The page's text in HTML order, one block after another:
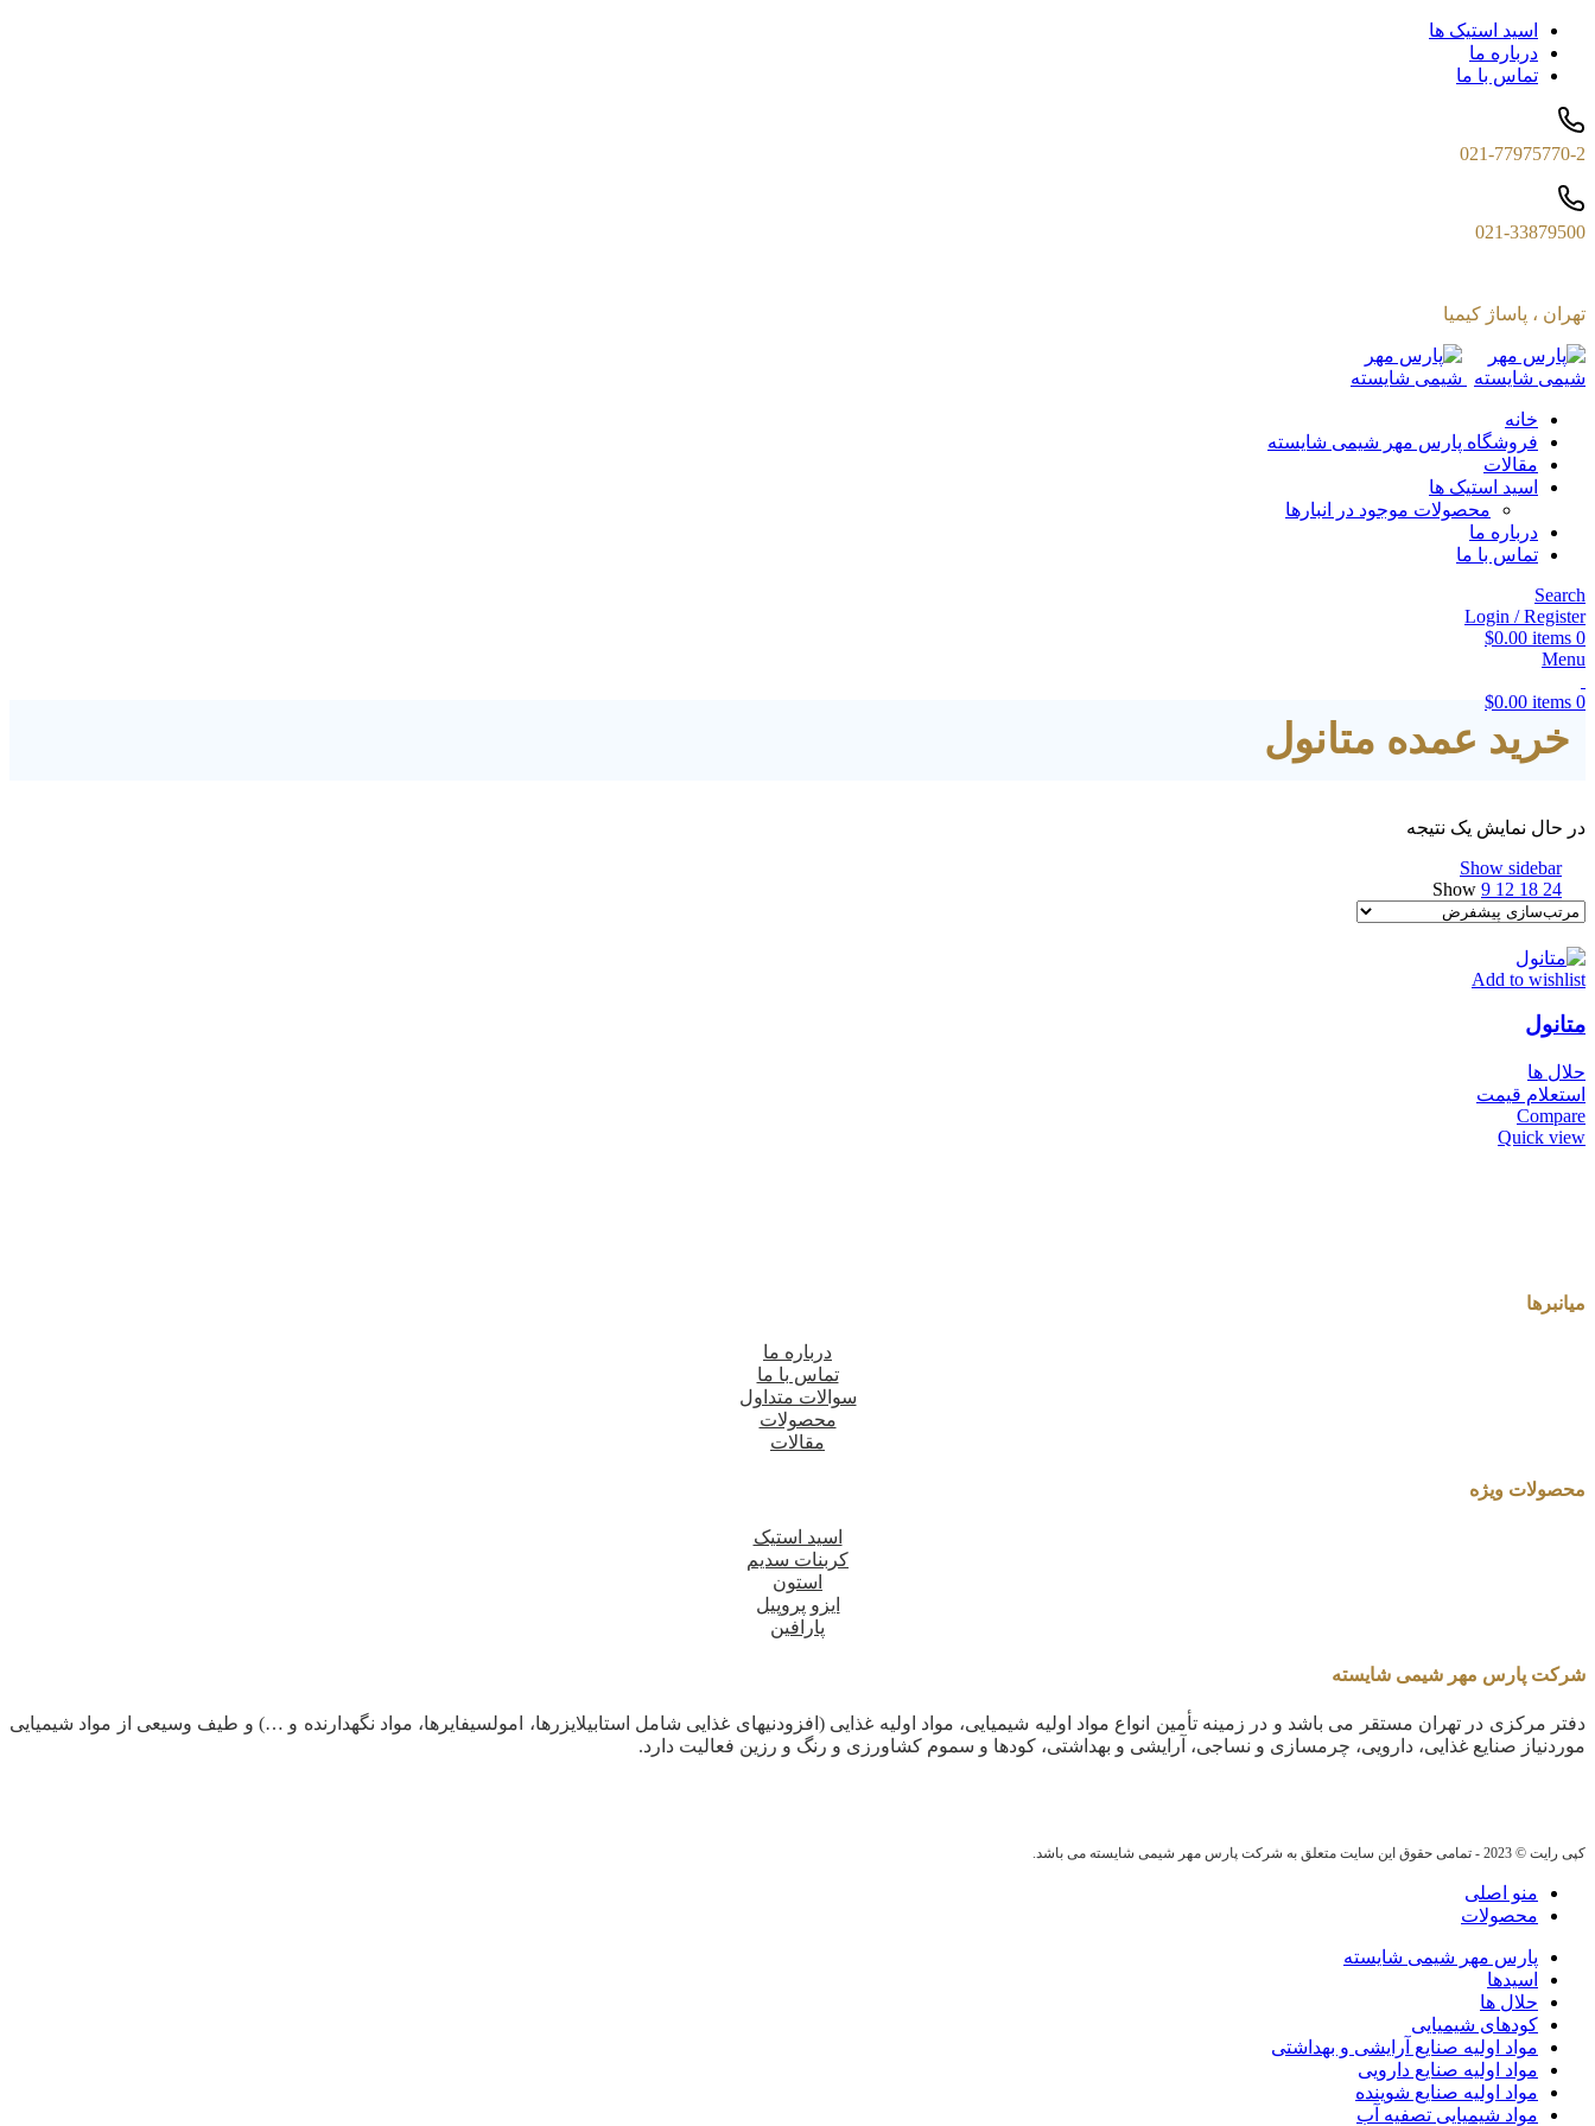
اسید استیک ها
درباره ما
تماس با ما
021-77975770-2
021-33879500
تهران ، پاساژ کیمیا
خانه
فروشگاه پارس مهر شیمی شایسته
مقالات
اسید استیک ها
محصولات موجود در انبارها
درباره ما
تماس با ما
Search
Login / Register
0
items
$0.00
Menu
0
items
$0.00
خرید عمده متانول
در حال نمایش یک نتیجه
Show sidebar
Show 9 12 18 24
Add to wishlist
متانول
حلال ها
استعلام قیمت
Compare
Quick view
میانبرها
درباره ما
تماس با ما
سوالات متداول
محصولات
مقالات
محصولات ویژه
اسید استیک
کربنات سدیم
استون
ایزو پروپیل
پارافین
شرکت پارس مهر شیمی شایسته
دفتر مرکزی در تهران مستقر می باشد و در زمینه تأمین انواع مواد اولیه شیمیایی، مواد اولیه غذایی (افزودنیهای غذایی شامل استابیلایزرها، امولسیفایرها، مواد نگهدارنده و …) و طیف وسیعی از مواد شیمیایی
موردنیاز صنایع غذایی، دارویی، چرمسازی و نساجی، آرایشی و بهداشتی، کودها و سموم کشاورزی و رنگ و رزین فعالیت دارد.
کپی رایت © 2023 - تمامی حقوق این سایت متعلق به شرکت پارس مهر شیمی شایسته می باشد.
منو اصلی
محصولات
پارس مهر شیمی شایسته
اسیدها
حلال ها
کودهای شیمیایی
مواد اولیه صنایع آرایشی و بهداشتی
مواد اولیه صنایع دارویی
مواد اولیه صنایع شوینده
مواد شیمیایی تصفیه آب